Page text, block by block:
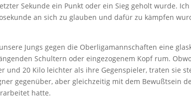
Sekunde ein Punkt oder ein Sieg geholt wurde. Ich
an sich zu glauben und dafür zu kämpfen
Jungs gegen die Oberligamannschaften eine
Schultern oder eingezogenem Kopf rum.
und 20 Kilo leichter als ihre Gegenspieler, traten sie
gegenüber, aber gleichzeitig mit dem Bewußtsein
hatte.